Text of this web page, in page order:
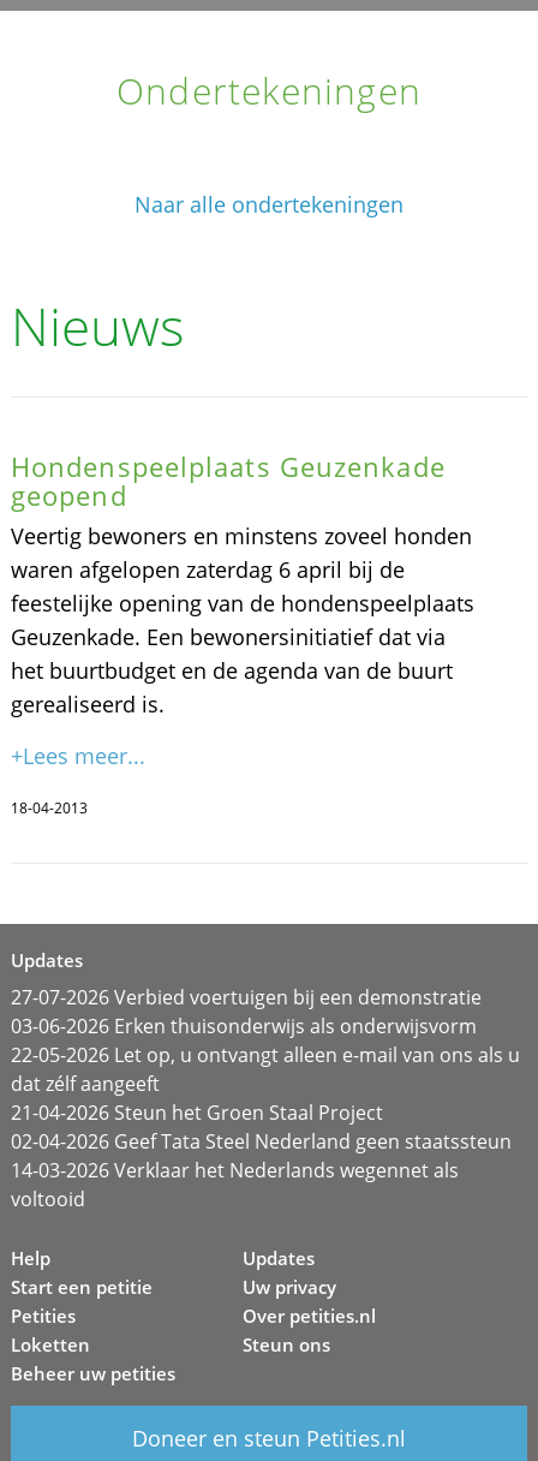
Ondertekeningen
Naar alle ondertekeningen
Nieuws
Hondenspeelplaats Geuzenkade
geopend
Veertig bewoners en minstens zoveel honden
waren afgelopen zaterdag 6 april bij de
feestelijke opening van de hondenspeelplaats
Geuzenkade. Een bewonersinitiatief dat via
het buurtbudget en de agenda van de buurt
gerealiseerd is.
+Lees meer...
18-04-2013
Updates
27-07-2026 Verbied voertuigen bij een demonstratie
03-06-2026 Erken thuisonderwijs als onderwijsvorm
22-05-2026 Let op, u ontvangt alleen e-mail van ons als u
dat zélf aangeeft
21-04-2026 Steun het Groen Staal Project
02-04-2026 Geef Tata Steel Nederland geen staatssteun
14-03-2026 Verklaar het Nederlands wegennet als
voltooid
Help
Start een petitie
Petities
Loketten
Beheer uw petities
Updates
Uw privacy
Over petities.nl
Steun ons
Doneer en steun Petities.nl